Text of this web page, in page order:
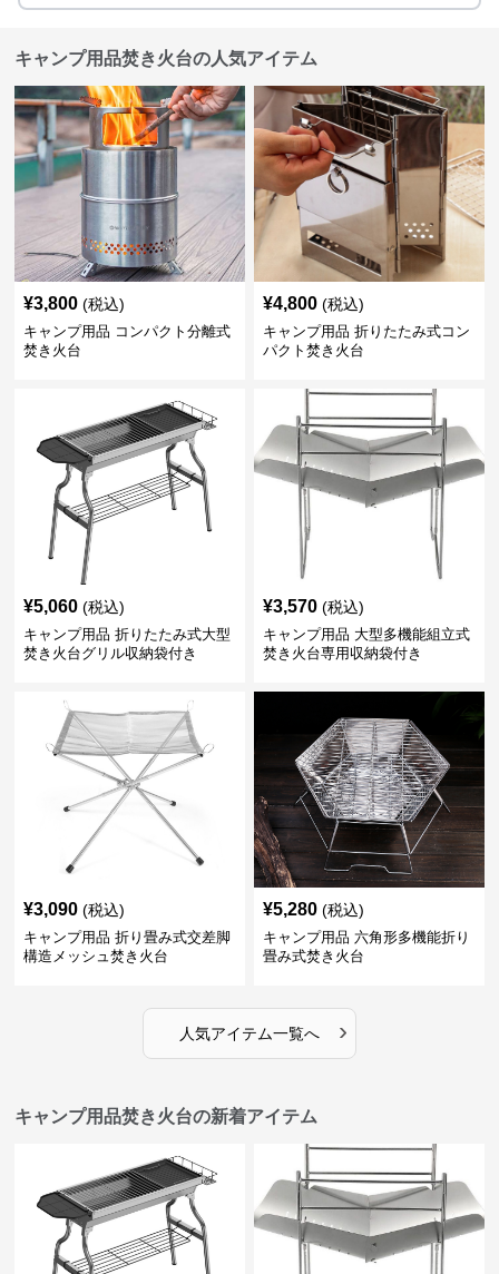
キャンプ用品焚き火台の人気アイテム
¥3,800 (税込)
キャンプ用品 コンパクト分離式
焚き火台
¥4,800 (税込)
キャンプ用品 折りたたみ式コン
パクト焚き火台
¥5,060 (税込)
キャンプ用品 折りたたみ式大型
焚き火台グリル収納袋付き
¥3,570 (税込)
キャンプ用品 大型多機能組立式
焚き火台専用収納袋付き
¥3,090 (税込)
キャンプ用品 折り畳み式交差脚
構造メッシュ焚き火台
¥5,280 (税込)
キャンプ用品 六角形多機能折り
畳み式焚き火台
人気アイテム一覧へ ›
キャンプ用品焚き火台の新着アイテム